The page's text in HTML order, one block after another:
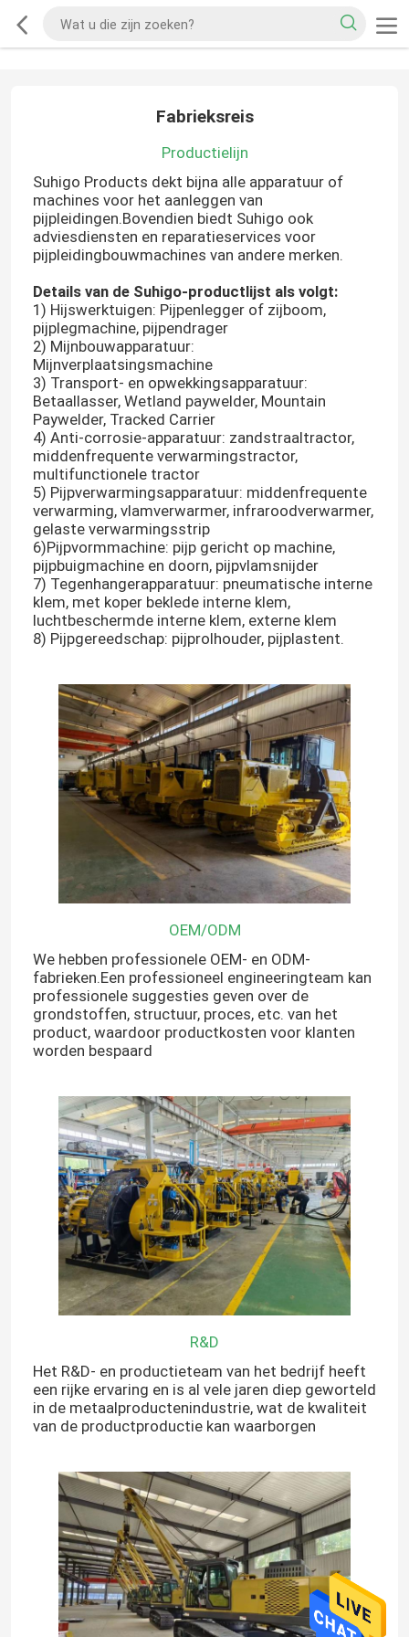
Fabrieksreis
Productielijn
Suhigo Products dekt bijna alle apparatuur of
machines voor het aanleggen van
pijpleidingen.Bovendien biedt Suhigo ook
adviesdiensten en reparatieservices voor
pijpleidingbouwmachines van andere merken.
Details van de Suhigo-productlijst als volgt:
1) Hijswerktuigen: Pijpenlegger of zijboom,
pijplegmachine, pijpendrager
2) Mijnbouwapparatuur:
Mijnverplaatsingsmachine
3) Transport- en opwekkingsapparatuur:
Betaallasser, Wetland paywelder, Mountain
Paywelder, Tracked Carrier
4) Anti-corrosie-apparatuur: zandstraaltractor,
middenfrequente verwarmingstractor,
multifunctionele tractor
5) Pijpverwarmingsapparatuur: middenfrequente
verwarming, vlamverwarmer, infraroodverwarmer,
gelaste verwarmingsstrip
6)Pijpvormmachine: pijp gericht op machine,
pijpbuigmachine en doorn, pijpvlamsnijder
7) Tegenhangerapparatuur: pneumatische interne
klem, met koper beklede interne klem,
luchtbeschermde interne klem, externe klem
8) Pijpgereedschap: pijprolhouder, pijplastent.
OEM/ODM
We hebben professionele OEM- en ODM-
fabrieken.Een professioneel engineeringteam kan
professionele suggesties geven over de
grondstoffen, structuur, proces, etc. van het
product, waardoor productkosten voor klanten
worden bespaard
R&D
Het R&D- en productieteam van het bedrijf heeft
een rijke ervaring en is al vele jaren diep geworteld
in de metaalproductenindustrie, wat de kwaliteit
van de productproductie kan waarborgen